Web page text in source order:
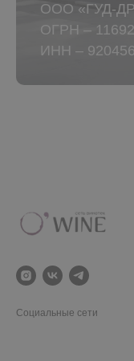
ООО «ГУД-
ОГРН –
ИНН –
Социальные сети